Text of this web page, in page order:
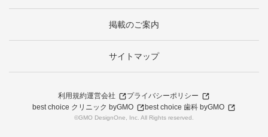
掲載のご案内
サイトマップ
利用規約運営会社
プライバシーポリシー
best choice クリニック byGMO
best choice 歯科 byGMO
©GMO DesignOne, Inc. All Rights reserved.